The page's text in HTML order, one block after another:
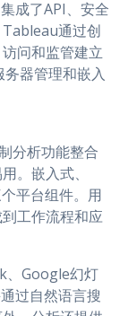
成了API、安全
通过创
问和监管建立
器管理和嵌入
分析功能整合
。嵌入式、
平台组件。用
工作流程和应
、Google幻灯
过自然语言搜